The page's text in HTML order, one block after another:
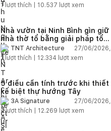
1 lượt thích | 10.537 lượt xem
Nhà vườn tại Ninh Bình gìn giữ
nhà thờ tổ bằng giải pháp tổ
chức lại không gian
TNT Architecture
27/06/2026,
1lượt thích | 12.334 lượt xem
5 điều cần tính trước khi thiết
kế biệt thự hướng Tây
3A Signature
27/06/2026,
2lượt thích | 12.269 lượt xem